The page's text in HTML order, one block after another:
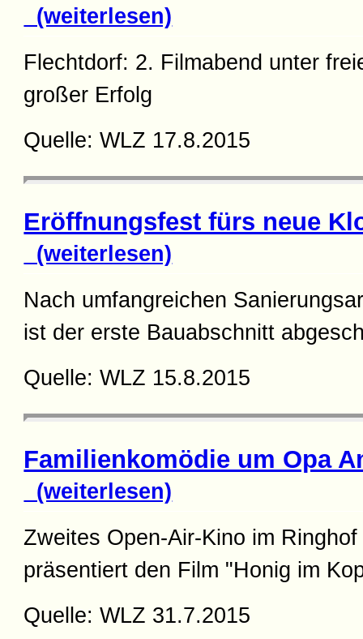
(weiterlesen)
Flechtdorf: 2. Filmabend unter
großer Erfolg
Quelle: WLZ 17.8.2015
Eröffnungsfest fürs neue
(weiterlesen)
Nach umfangreichen
ist der erste Bauabschnitt
Quelle: WLZ 15.8.2015
Familienkomödie um Opa
(weiterlesen)
Zweites Open-Air-Kino im
präsentiert den Film "Honig im
Quelle: WLZ 31.7.2015